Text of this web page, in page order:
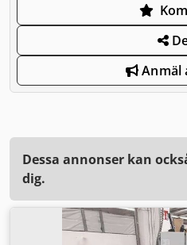
Anmäl
Dessa annonser kan
dig.